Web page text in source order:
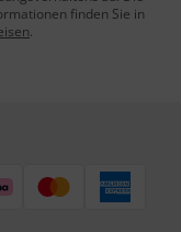
finden Sie in
.